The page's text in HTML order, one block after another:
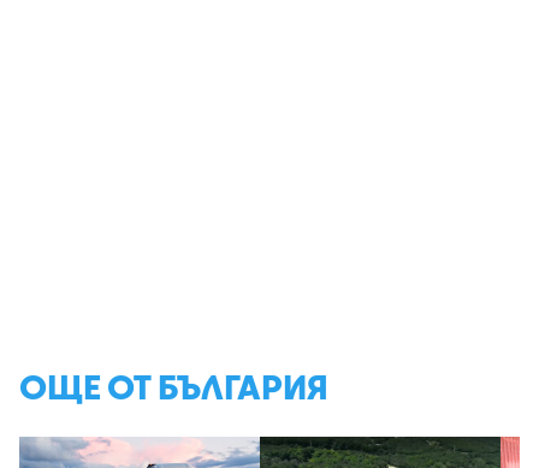
ОЩЕ ОТ БЪЛГАРИЯ